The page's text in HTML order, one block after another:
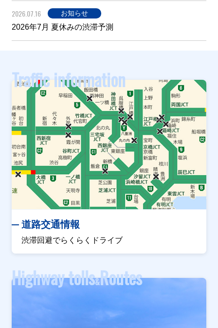
2026.07.16 お知らせ
2026年7月 夏休みの渋滞予測
Traffic information
道路交通情報
渋滞回避でらくらくドライブ
Highway tolls&Routes